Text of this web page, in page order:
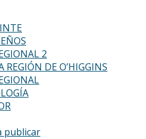
2
REGIÓN DE O’HIGGINS
publicar